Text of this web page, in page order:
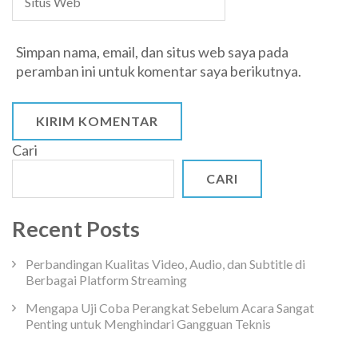
Simpan nama, email, dan situs web saya pada
peramban ini untuk komentar saya berikutnya.
Cari
CARI
Recent Posts
Perbandingan Kualitas Video, Audio, dan Subtitle di
Berbagai Platform Streaming
Mengapa Uji Coba Perangkat Sebelum Acara Sangat
Penting untuk Menghindari Gangguan Teknis